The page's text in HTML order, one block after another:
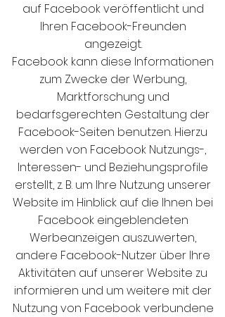
auf Facebook veröffentlicht und
Ihren Facebook-Freunden
angezeigt.
Facebook kann diese Informationen
zum Zwecke der Werbung,
Marktforschung und
bedarfsgerechten Gestaltung der
Facebook-Seiten benutzen. Hierzu
werden von Facebook Nutzungs-,
Interessen- und Beziehungsprofile
erstellt, z. B. um Ihre Nutzung unserer
Website im Hinblick auf die Ihnen bei
Facebook eingeblendeten
Werbeanzeigen auszuwerten,
andere Facebook-Nutzer über Ihre
Aktivitäten auf unserer Website zu
informieren und um weitere mit der
Nutzung von Facebook verbundene